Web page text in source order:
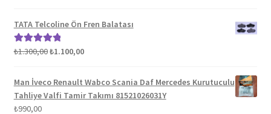
TATA Telcoline Ön Fren Balatası
5 üzerinden
₺1.300,00Orijinal
₺1.300,00.
₺1.100,00Şu
fiyat:
₺1.100,00.
Man İveco Renault Wabco Scania Daf Mercedes Kurutuculu
Tahliye Valfi Tamir Takımı 81521026031Y
₺990,00